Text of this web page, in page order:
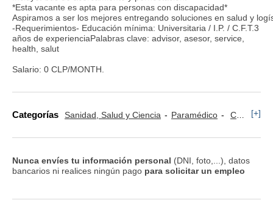
*Esta vacante es apta para personas con discapacidad*
Aspiramos a ser los mejores entregando soluciones en salud y
-Requerimientos- Educación mínima: Universitaria / I.P. / C.F.T.3
años de experienciaPalabras clave: advisor, asesor, service,
health, salut
Salario: 0 CLP/MONTH.
Categorías Sanidad, Salud y Ciencia Paramédico Conductor y Ayudante Ambulancia [+]
Nunca envíes tu información personal (DNI, foto,...), datos
bancarios ni realices ningún pago para solicitar un empleo